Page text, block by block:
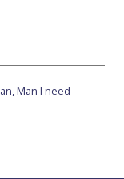
Man I need